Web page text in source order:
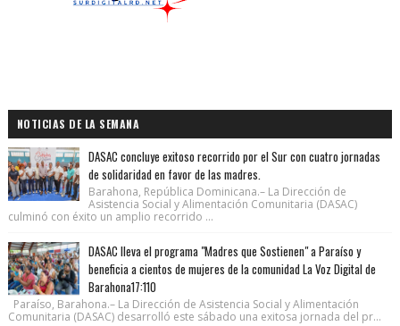
NOTICIAS DE LA SEMANA
DASAC concluye exitoso recorrido por el Sur con cuatro jornadas
de solidaridad en favor de las madres.
Barahona, República Dominicana.– La Dirección de
Asistencia Social y Alimentación Comunitaria (DASAC)
culminó con éxito un amplio recorrido ...
DASAC lleva el programa "Madres que Sostienen" a Paraíso y
beneficia a cientos de mujeres de la comunidad La Voz Digital de
Barahona17:110
Paraíso, Barahona.– La Dirección de Asistencia Social y Alimentación
Comunitaria (DASAC) desarrolló este sábado una exitosa jornada del pr...